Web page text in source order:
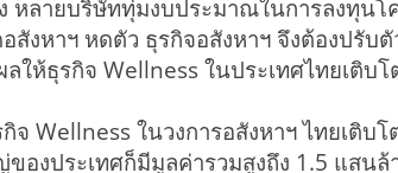
หลายบริษัททุ่มงบประมาณในการลงทุนโ
สังหาฯ หดตัว ธุรกิจอสังหาฯ จึงต้องปรับ
ให้ธุรกิจ Wellness ในประเทศไทยเติบ
จ Wellness ในวงการอสังหาฯ ไทยเติบ
ของประเทศก็มีมูลค่ารวมสูงถึง 1.5 แสน